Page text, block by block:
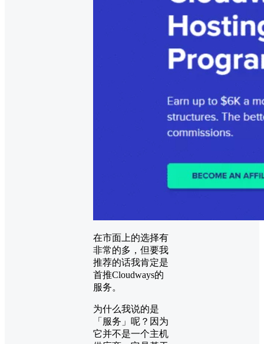
在市面上的选择有
非常的多，但要我
推荐的话我肯定是
首推Cloudways的
服务。
为什么我说的是
「服务」呢？因为
它并不是一个主机